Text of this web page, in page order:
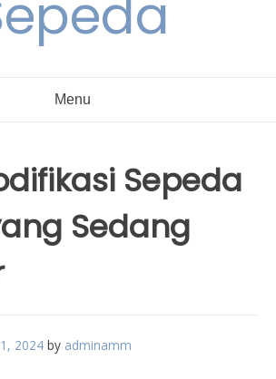
Menu
Sepeda
Sedang
2024 by adminamm